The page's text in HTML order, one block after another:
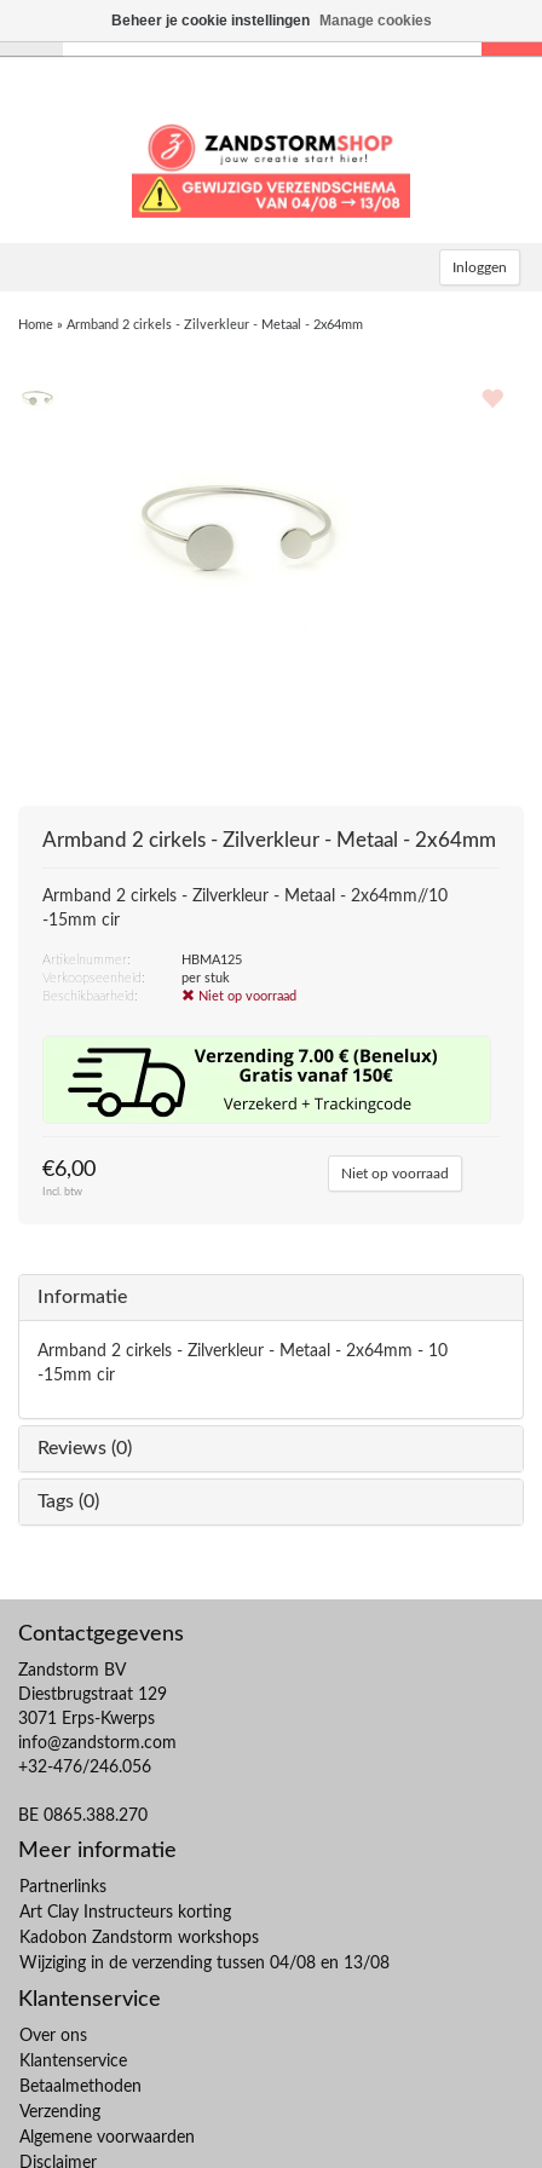
Inloggen
Home » Armband 2 cirkels - Zilverkleur - Metaal - 2x64mm
Armband 2 cirkels - Zilverkleur - Metaal - 2x64mm
Armband 2 cirkels - Zilverkleur - Metaal - 2x64mm//10
-15mm cir
Artikelnummer:
HBMA125
Verkoopseenheid:
per stuk
Beschikbaarheid:
Niet op voorraad
€6,00
Incl. btw
Niet op voorraad
Informatie
Armband 2 cirkels - Zilverkleur - Metaal - 2x64mm - 10
-15mm cir
Reviews (0)
Tags (0)
Contactgegevens
Zandstorm BV
Diestbrugstraat 129
3071 Erps-Kwerps
info@zandstorm.com
+32-476/246.056
BE 0865.388.270
Meer informatie
Partnerlinks
Art Clay Instructeurs korting
Kadobon Zandstorm workshops
Wijziging in de verzending tussen 04/08 en 13/08
Klantenservice
Over ons
Klantenservice
Betaalmethoden
Verzending
Algemene voorwaarden
Disclaimer
Beheer je cookie instellingen Manage cookies